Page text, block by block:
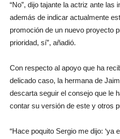
“No”, dijo tajante la actriz ante las
además de indicar actualmente
promoción de un nuevo proyecto
prioridad, sí”, añadió.
Con respecto al apoyo que ha
delicado caso, la hermana de
descarta seguir el consejo que le
contar su versión de este y otros
“Hace poquito Sergio me dijo: ‘ya